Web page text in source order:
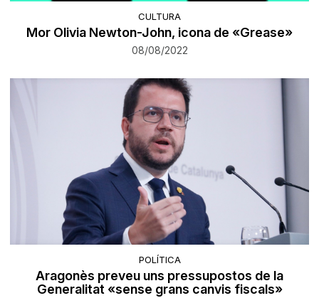
CULTURA
Mor Olivia Newton-John, icona de «Grease»
08/08/2022
POLÍTICA
Aragonès preveu uns pressupostos de la
Generalitat «sense grans canvis fiscals»